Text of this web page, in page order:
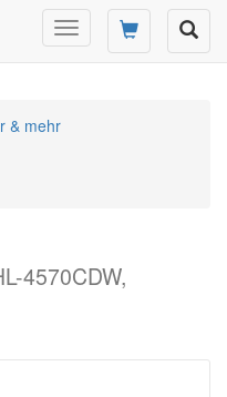
Navigation
umschalten
& mehr
4570CDW,